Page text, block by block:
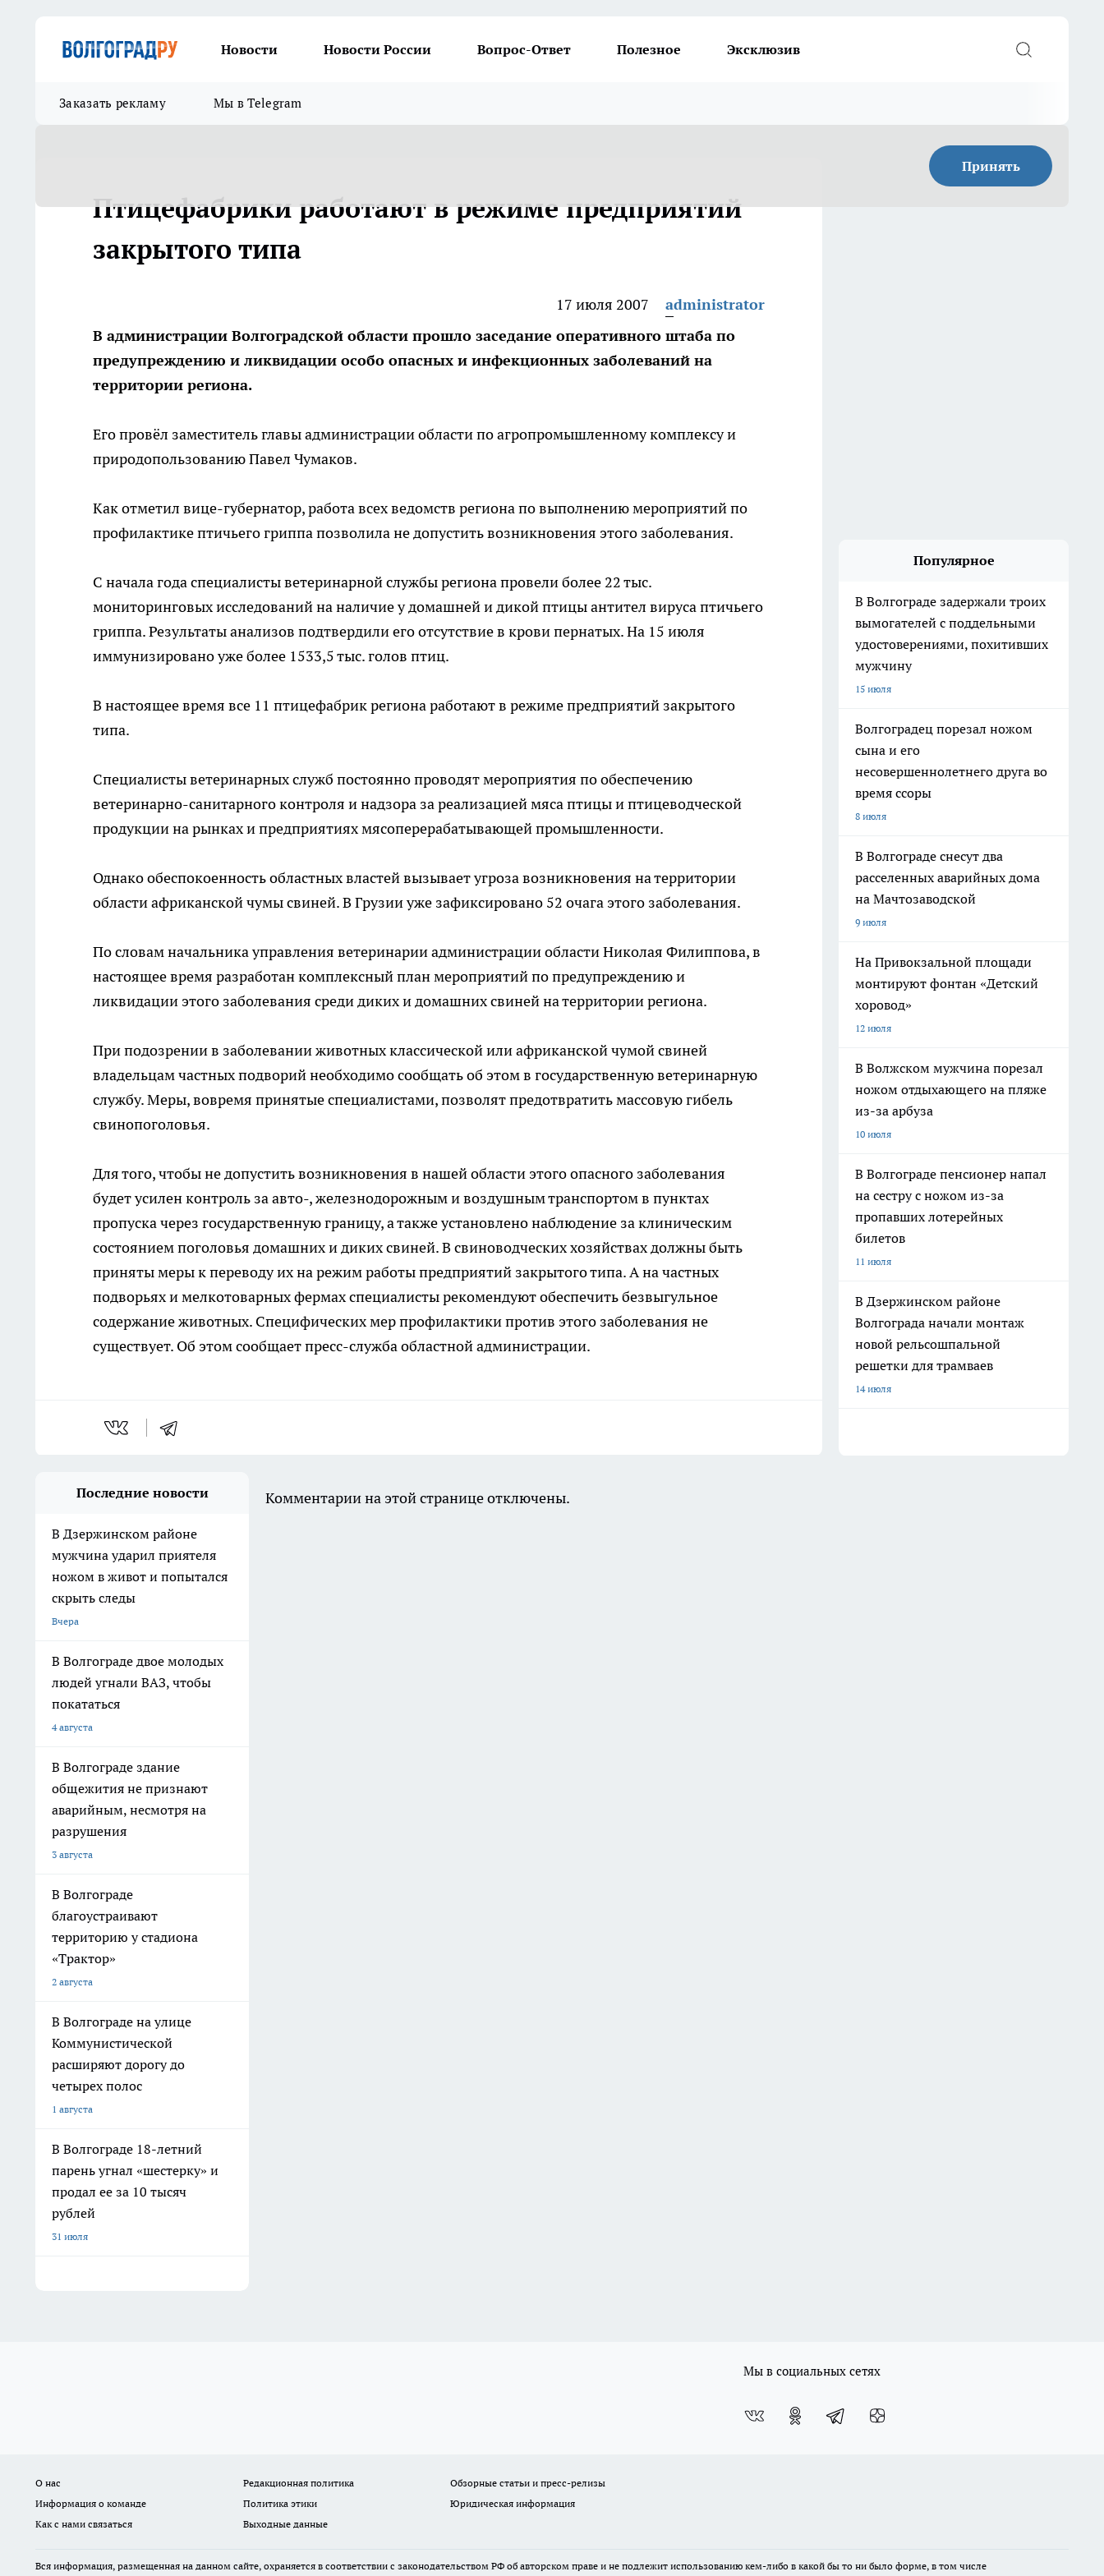
Новости Новости России Вопрос-Ответ Полезное Эксклюзив
Заказать рекламу Мы в Telegram
Принять
Птицефабрики работают в режиме предприятий
закрытого типа
17 июля 2007
administrator
В администрации Волгоградской области прошло заседание оперативного штаба по
предупреждению и ликвидации особо опасных и инфекционных заболеваний на
территории региона.
Его провёл заместитель главы администрации области по агропромышленному комплексу и
природопользованию Павел Чумаков.
Как отметил вице-губернатор, работа всех ведомств региона по выполнению мероприятий по
профилактике птичьего гриппа позволила не допустить возникновения этого заболевания.
С начала года специалисты ветеринарной службы региона провели более 22 тыс.
мониторинговых исследований на наличие у домашней и дикой птицы антител вируса птичьего
гриппа. Результаты анализов подтвердили его отсутствие в крови пернатых. На 15 июля
иммунизировано уже более 1533,5 тыс. голов птиц.
В настоящее время все 11 птицефабрик региона работают в режиме предприятий закрытого
типа.
Специалисты ветеринарных служб постоянно проводят мероприятия по обеспечению
ветеринарно-санитарного контроля и надзора за реализацией мяса птицы и птицеводческой
продукции на рынках и предприятиях мясоперерабатывающей промышленности.
Однако обеспокоенность областных властей вызывает угроза возникновения на территории
области африканской чумы свиней. В Грузии уже зафиксировано 52 очага этого заболевания.
По словам начальника управления ветеринарии администрации области Николая Филиппова, в
настоящее время разработан комплексный план мероприятий по предупреждению и
ликвидации этого заболевания среди диких и домашних свиней на территории региона.
При подозрении в заболевании животных классической или африканской чумой свиней
владельцам частных подворий необходимо сообщать об этом в государственную ветеринарную
службу. Меры, вовремя принятые специалистами, позволят предотвратить массовую гибель
свинопоголовья.
Для того, чтобы не допустить возникновения в нашей области этого опасного заболевания
будет усилен контроль за авто-, железнодорожным и воздушным транспортом в пунктах
пропуска через государственную границу, а также установлено наблюдение за клиническим
состоянием поголовья домашних и диких свиней. В свиноводческих хозяйствах должны быть
приняты меры к переводу их на режим работы предприятий закрытого типа. А на частных
подворьях и мелкотоварных фермах специалисты рекомендуют обеспечить безвыгульное
содержание животных. Специфических мер профилактики против этого заболевания не
существует. Об этом сообщает пресс-служба областной администрации.
Популярное
В Волгограде задержали троих
вымогателей с поддельными
удостоверениями, похитивших
мужчину
15 июля
Волгоградец порезал ножом
сына и его
несовершеннолетнего друга во
время ссоры
8 июля
В Волгограде снесут два
расселенных аварийных дома
на Мачтозаводской
9 июля
На Привокзальной площади
монтируют фонтан «Детский
хоровод»
12 июля
В Волжском мужчина порезал
ножом отдыхающего на пляже
из-за арбуза
10 июля
В Волгограде пенсионер напал
на сестру с ножом из-за
пропавших лотерейных
билетов
11 июля
В Дзержинском районе
Волгограда начали монтаж
новой рельсошпальной
решетки для трамваев
14 июля
Последние новости
В Дзержинском районе
мужчина ударил приятеля
ножом в живот и попытался
скрыть следы
Вчера
В Волгограде двое молодых
людей угнали ВАЗ, чтобы
покататься
4 августа
В Волгограде здание
общежития не признают
аварийным, несмотря на
разрушения
3 августа
В Волгограде
благоустраивают
территорию у стадиона
«Трактор»
2 августа
В Волгограде на улице
Коммунистической
расширяют дорогу до
четырех полос
1 августа
В Волгограде 18-летний
парень угнал «шестерку» и
продал ее за 10 тысяч
рублей
31 июля
Комментарии на этой странице отключены.
Мы в социальных сетях
О нас Редакционная политика
Обзорные статьи и пресс-релизы
Информация о команде
Политика этики
Юридическая информация
Как с нами связаться
Выходные данные
Вся информация, размещенная на данном сайте, охраняется в соответствии с законодательством РФ об авторском праве и не подлежит использованию кем-либо в какой бы то ни было форме, в том числе